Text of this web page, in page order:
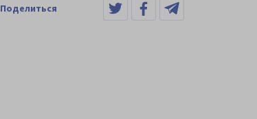
Поделиться